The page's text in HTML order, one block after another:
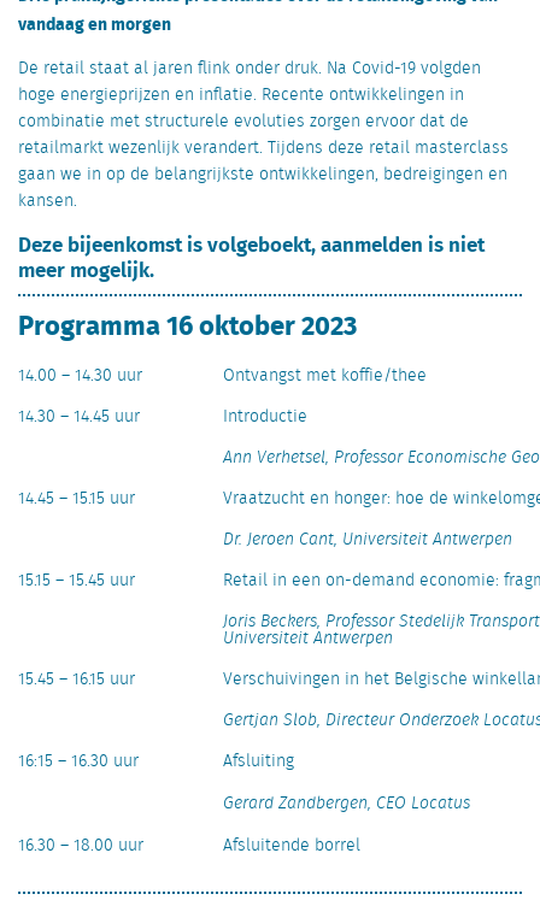
vandaag en morgen
De retail staat al jaren flink onder druk. Na Covid-19 volgden
hoge energieprijzen en inflatie. Recente ontwikkelingen in
combinatie met structurele evoluties zorgen ervoor dat de
retailmarkt wezenlijk verandert. Tijdens deze retail masterclass
gaan we in op de belangrijkste ontwikkelingen, bedreigingen en
kansen.
Deze bijeenkomst is volgeboekt, aanmelden is niet
meer mogelijk.
Programma 16 oktober 2023
14.00 – 14.30 uur
Ontvangst met koffie/thee
14.30 – 14.45 uur
Introductie
Ann Verhetsel, Professor Economische
14.45 – 15.15 uur
Vraatzucht en honger: hoe de
Dr. Jeroen Cant, Universiteit Antwerpen
15.15 – 15.45 uur
Retail in een on-demand economie:
Joris Beckers, Professor Stedelijk
Universiteit Antwerpen
15.45 – 16.15 uur
Verschuivingen in het Belgische
Gertjan Slob, Directeur Onderzoek
16:15 – 16.30 uur
Afsluiting
Gerard Zandbergen, CEO Locatus
16.30 – 18.00 uur
Afsluitende borrel